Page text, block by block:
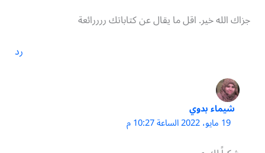
جزاك الله خير. اقل ما يقال عن كتاباتك ررررائعة
رد
شيماء بدوي
19 مايو، 2022 الساعة 10:27 م